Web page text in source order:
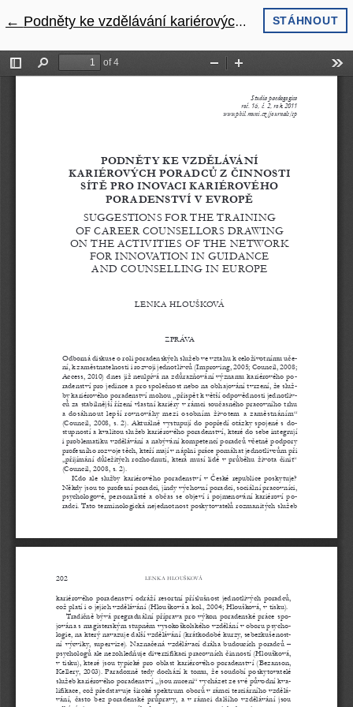
← Návrat na podrobnosti článku
Podněty ke vzdělávání kariérových poradců z činnosti sítě pro inovaci kariérového poradenství v Evropě STÁHNOUT